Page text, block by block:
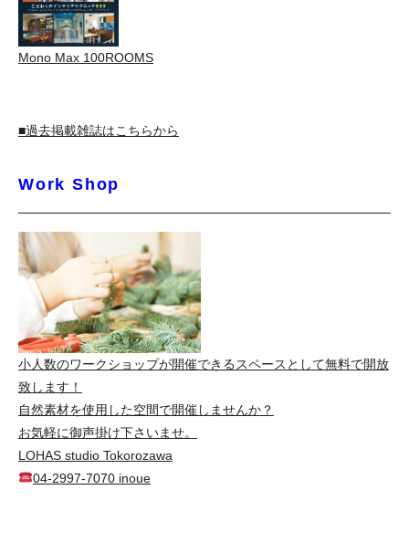
Mono Max 100ROOMS
■過去掲載雑誌はこちらから
Work Shop
小人数のワークショップが開催できるスペースとして無料で開放
致します！
自然素材を使用した空間で開催しませんか？
お気軽に御声掛け下さいませ。
LOHAS studio Tokorozawa
04-2997-7070 inoue